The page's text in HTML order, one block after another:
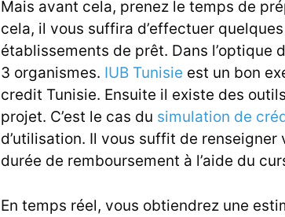
Mais avant cela, prenez le temps de
cela, il vous suffira d’effectuer
établissements de prêt. Dans l’optique
3 organismes. IUB Tunisie est un bon
credit Tunisie. Ensuite il existe des
projet. C’est le cas du simulation de
d’utilisation. Il vous suffit de
durée de remboursement à l’aide du
En temps réel, vous obtiendrez une